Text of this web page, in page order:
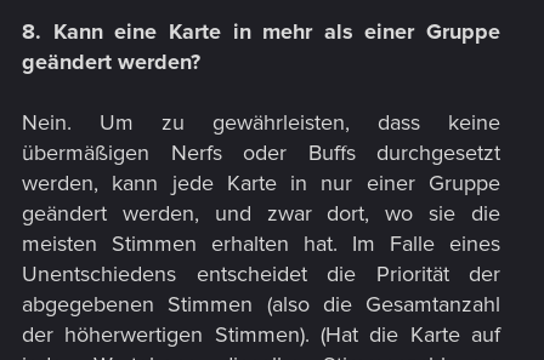
8. Kann eine Karte in mehr als einer Gruppe
geändert werden?
Nein. Um zu gewährleisten, dass keine
übermäßigen Nerfs oder Buffs durchgesetzt
werden, kann jede Karte in nur einer Gruppe
geändert werden, und zwar dort, wo sie die
meisten Stimmen erhalten hat. Im Falle eines
Unentschiedens entscheidet die Priorität der
abgegebenen Stimmen (also die Gesamtanzahl
der höherwertigen Stimmen). (Hat die Karte auf